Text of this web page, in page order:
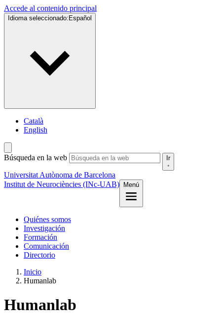
Accede al contenido principal
Idioma seleccionado: Español
Català
English
Búsqueda en la web Ir
Universitat Autònoma de Barcelona
Institut de Neurociències (INc-UAB)
Menú
Quiénes somos
Investigación
Formación
Comunicación
Directorio
Inicio
Humanlab
Humanlab